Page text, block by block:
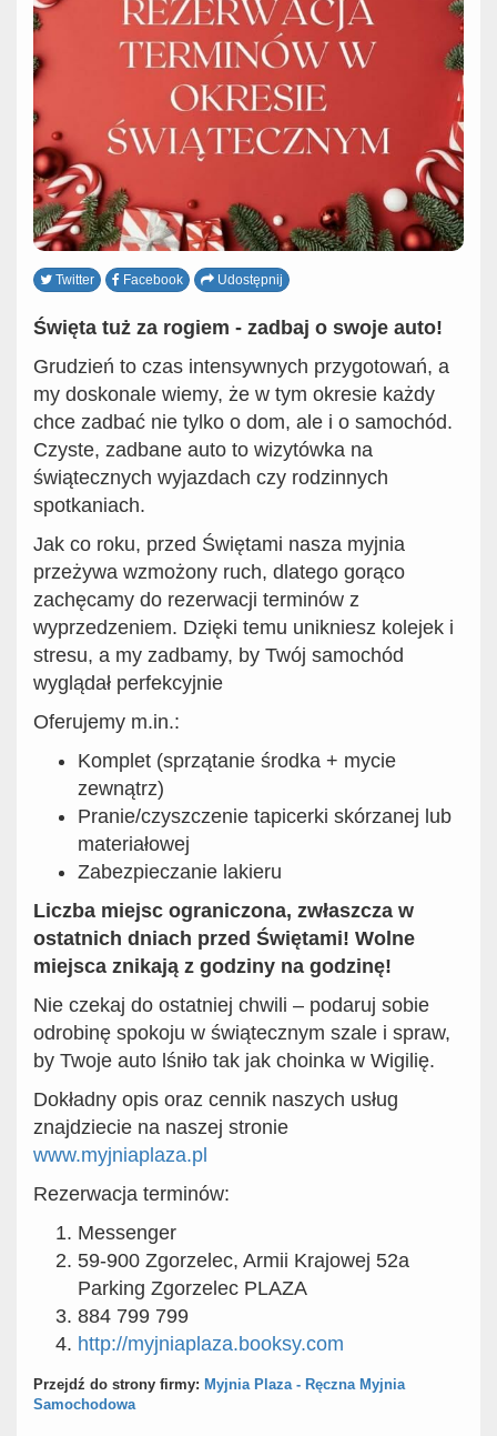
Twitter Facebook Udostępnij
Święta tuż za rogiem - zadbaj o swoje auto!
Grudzień to czas intensywnych przygotowań, a
my doskonale wiemy, że w tym okresie każdy
chce zadbać nie tylko o dom, ale i o samochód.
Czyste, zadbane auto to wizytówka na
świątecznych wyjazdach czy rodzinnych
spotkaniach.
Jak co roku, przed Świętami nasza myjnia
przeżywa wzmożony ruch, dlatego gorąco
zachęcamy do rezerwacji terminów z
wyprzedzeniem. Dzięki temu unikniesz kolejek i
stresu, a my zadbamy, by Twój samochód
wyglądał perfekcyjnie
Oferujemy m.in.:
Komplet (sprzątanie środka + mycie
zewnątrz)
Pranie/czyszczenie tapicerki skórzanej lub
materiałowej
Zabezpieczanie lakieru
Liczba miejsc ograniczona, zwłaszcza w
ostatnich dniach przed Świętami! Wolne
miejsca znikają z godziny na godzinę!
Nie czekaj do ostatniej chwili – podaruj sobie
odrobinę spokoju w świątecznym szale i spraw,
by Twoje auto lśniło tak jak choinka w Wigilię.
Dokładny opis oraz cennik naszych usług
znajdziecie na naszej stronie
www.myjniaplaza.pl
Rezerwacja terminów:
Messenger
59-900 Zgorzelec, Armii Krajowej 52a
Parking Zgorzelec PLAZA
884 799 799
http://myjniaplaza.booksy.com
Przejdź do strony firmy: Myjnia Plaza - Ręczna Myjnia
Samochodowa